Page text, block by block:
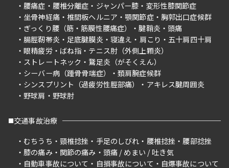
腰痛症
腰椎分離症 ジャンパー膝
変形性膝関節症
坐骨神経痛
椎間板ヘルニア 顎関節症
胸郭出口症候群
ぎっくり腰（筋・筋膜性腰痛症）
腱鞘炎
頭痛
腸脛靭帯炎
足底腱膜炎 寝違え 肩こり
五十肩四十肩
眼精疲労
ばね指
テニス肘（外側上顆炎）
ストレートネック
鵞足炎（がそくえん）
シーバー病（踵骨骨端症）
頚肩腕症候群
シンスプリント（過疲労性脛部痛）
アキレス腱周囲炎
野球肩
野球肘
交通事故治療
むちうち
頸椎捻挫 手足のしびれ 腰椎捻挫
腰部捻挫
膝の痛み
関節の痛み
頭痛 / めまい / 吐き気
自動車事故について
自損事故について 自爆事故について